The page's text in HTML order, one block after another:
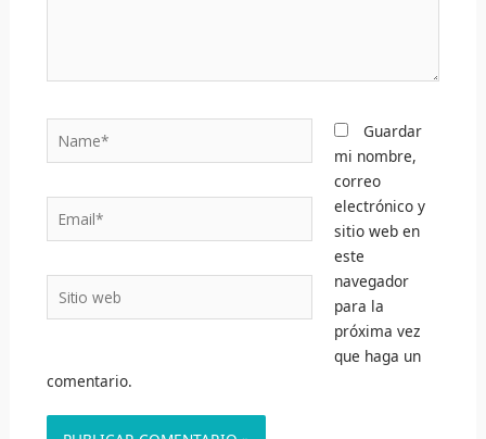
Guardar
mi nombre,
correo
electrónico y
sitio web en
este
navegador
para la
próxima vez
que haga un
comentario.